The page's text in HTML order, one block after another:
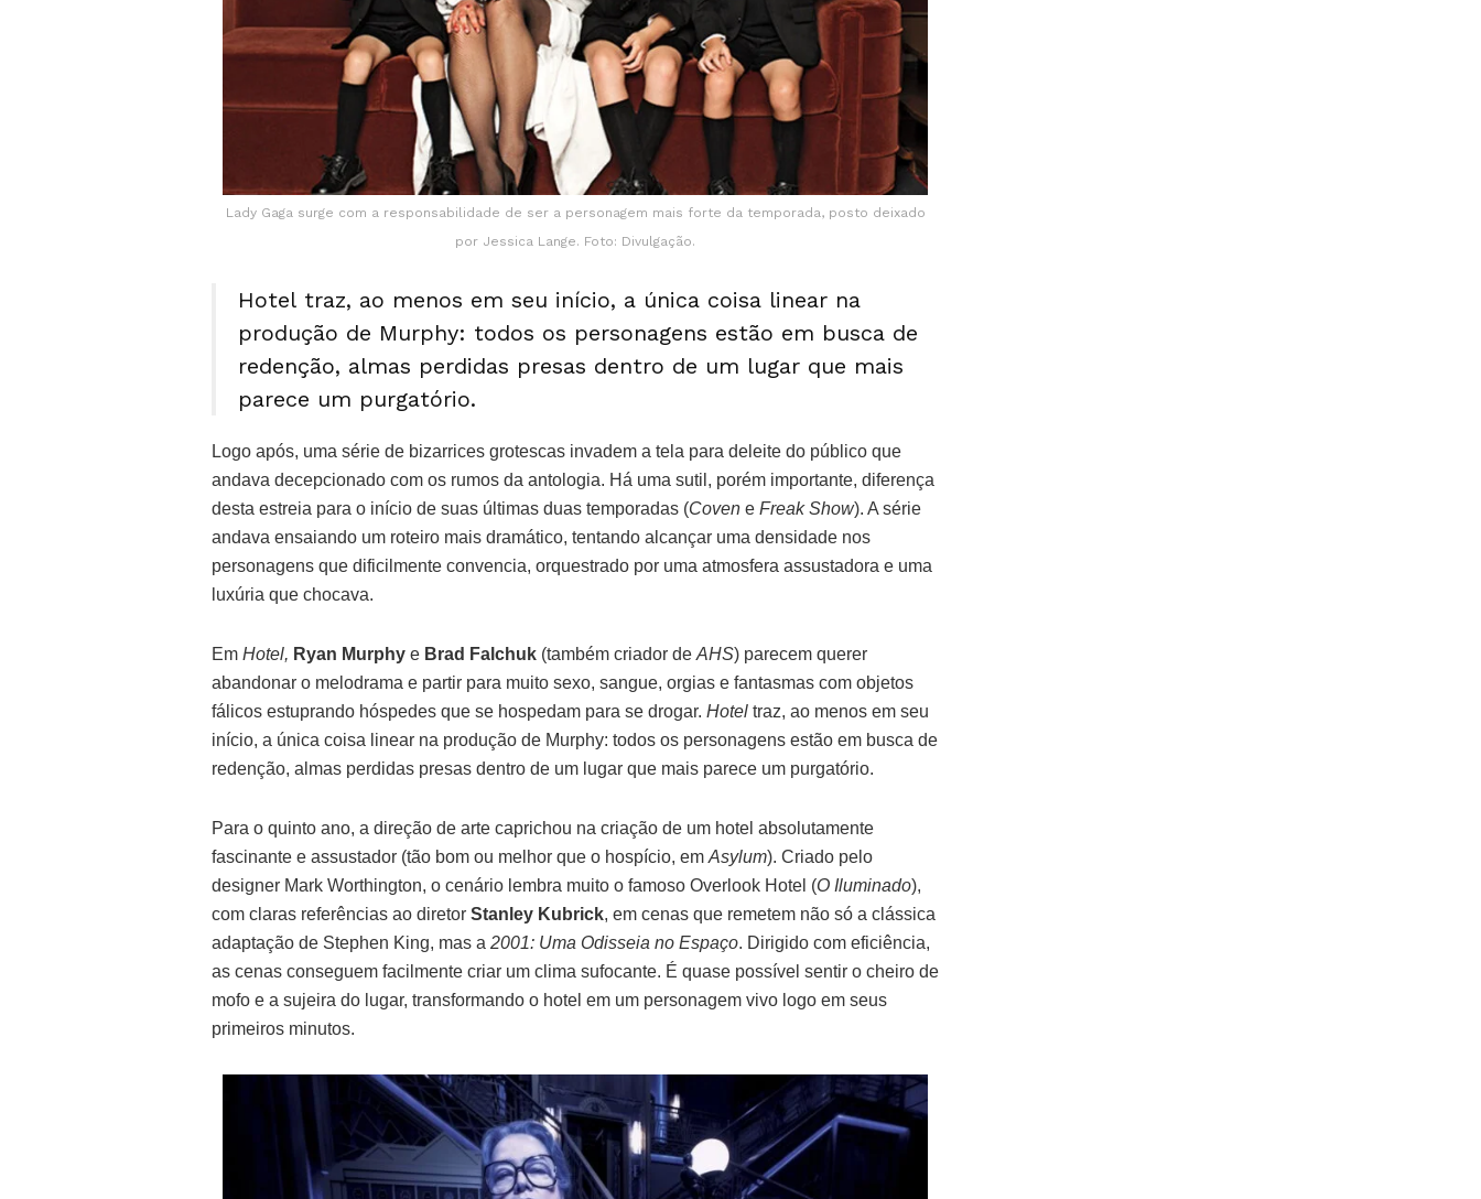
Lady Gaga surge com a responsabilidade de ser a personagem mais forte da temporada, posto deixado
por Jessica Lange. Foto: Divulgação.
Hotel traz, ao menos em seu início, a única coisa linear na
produção de Murphy: todos os personagens estão em busca de
redenção, almas perdidas presas dentro de um lugar que mais
parece um purgatório.
Logo após, uma série de bizarrices grotescas invadem a tela para deleite do público que
andava decepcionado com os rumos da antologia. Há uma sutil, porém importante, diferença
desta estreia para o início de suas últimas duas temporadas (Coven e Freak Show). A série
andava ensaiando um roteiro mais dramático, tentando alcançar uma densidade nos
personagens que dificilmente convencia, orquestrado por uma atmosfera assustadora e uma
luxúria que chocava.
Em Hotel, Ryan Murphy e Brad Falchuk (também criador de AHS) parecem querer
abandonar o melodrama e partir para muito sexo, sangue, orgias e fantasmas com objetos
fálicos estuprando hóspedes que se hospedam para se drogar. Hotel traz, ao menos em seu
início, a única coisa linear na produção de Murphy: todos os personagens estão em busca de
redenção, almas perdidas presas dentro de um lugar que mais parece um purgatório.
Para o quinto ano, a direção de arte caprichou na criação de um hotel absolutamente
fascinante e assustador (tão bom ou melhor que o hospício, em Asylum). Criado pelo
designer Mark Worthington, o cenário lembra muito o famoso Overlook Hotel (O Iluminado),
com claras referências ao diretor Stanley Kubrick, em cenas que remetem não só a clássica
adaptação de Stephen King, mas a 2001: Uma Odisseia no Espaço. Dirigido com eficiência,
as cenas conseguem facilmente criar um clima sufocante. É quase possível sentir o cheiro de
mofo e a sujeira do lugar, transformando o hotel em um personagem vivo logo em seus
primeiros minutos.